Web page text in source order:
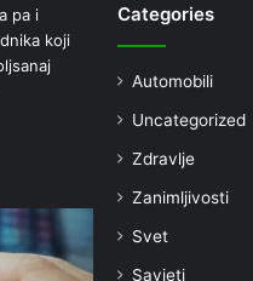
pa i
koji
Categories
Automobili
Uncategorized
Zdravlje
Zanimljivosti
Svet
Savjeti